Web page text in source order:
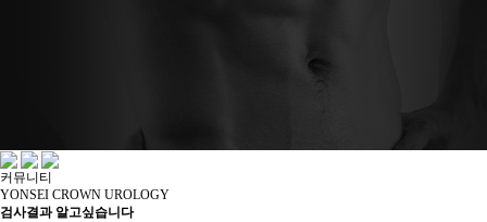
커뮤니티
YONSEI CROWN UROLOGY
검사결과 알고싶습니다